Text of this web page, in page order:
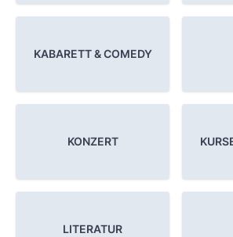
KABARETT & COMEDY
KONZERT
LITERATUR